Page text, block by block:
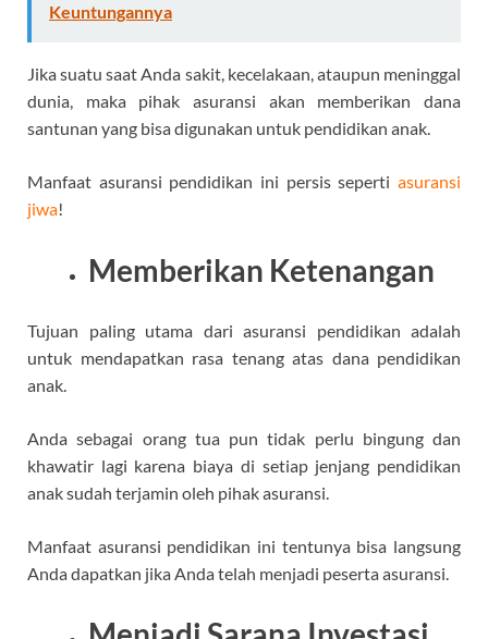
Keuntungannya
Jika suatu saat Anda sakit, kecelakaan, ataupun meninggal
dunia, maka pihak asuransi akan memberikan dana
santunan yang bisa digunakan untuk pendidikan anak.
Manfaat asuransi pendidikan ini persis seperti asuransi
jiwa!
Memberikan Ketenangan
Tujuan paling utama dari asuransi pendidikan adalah
untuk mendapatkan rasa tenang atas dana pendidikan
anak.
Anda sebagai orang tua pun tidak perlu bingung dan
khawatir lagi karena biaya di setiap jenjang pendidikan
anak sudah terjamin oleh pihak asuransi.
Manfaat asuransi pendidikan ini tentunya bisa langsung
Anda dapatkan jika Anda telah menjadi peserta asuransi.